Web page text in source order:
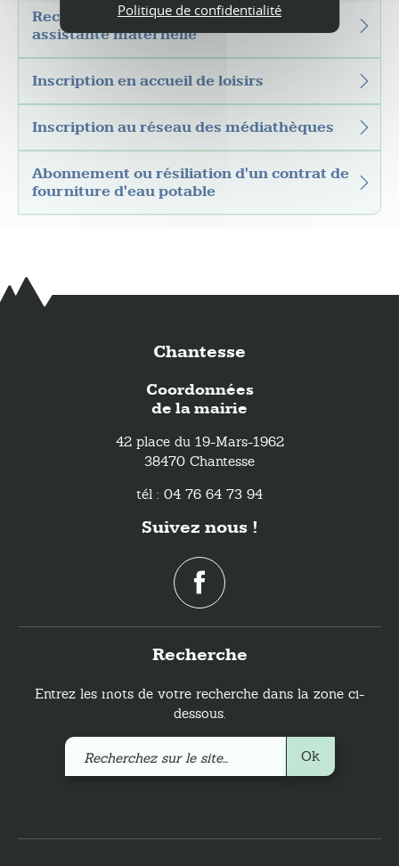
Recherche d'une crèche ou d'une
assistante maternelle
Inscription en accueil de loisirs
Inscription au réseau des médiathèques
Abonnement ou résiliation d'un contrat de
fourniture d'eau potable
Chantesse
Coordonnées
de la mairie
42 place du 19-Mars-1962
38470 Chantesse
tél : 04 76 64 73 94
Suivez nous !
Recherche
Entrez les mots de votre recherche dans la zone ci-
dessous.
Recherchez
Ok
Politique de confidentialité